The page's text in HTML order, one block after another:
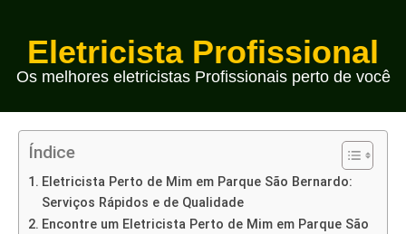
Eletricista Profissional
Os melhores eletricistas Profissionais perto de você
Índice
Eletricista Perto de Mim em Parque São Bernardo:
Serviços Rápidos e de Qualidade
Encontre um Eletricista Perto de Mim em Parque São